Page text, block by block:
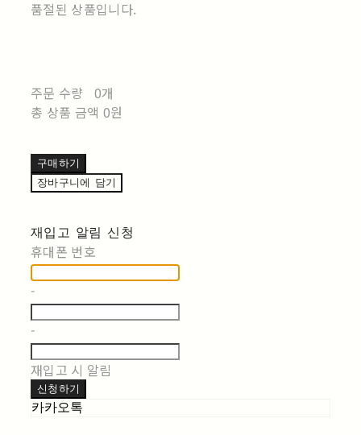
품절된 상품입니다.
주문 수량
0개
총 상품 금액 0원
구매하기
장바구니에 담기
재입고 알림 신청
휴대폰 번호
-
-
재입고 시 알림
신청하기
카카오톡